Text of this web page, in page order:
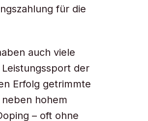
für die
auch viele
der
Erfolg getrimmte
hohem
– oft ohne